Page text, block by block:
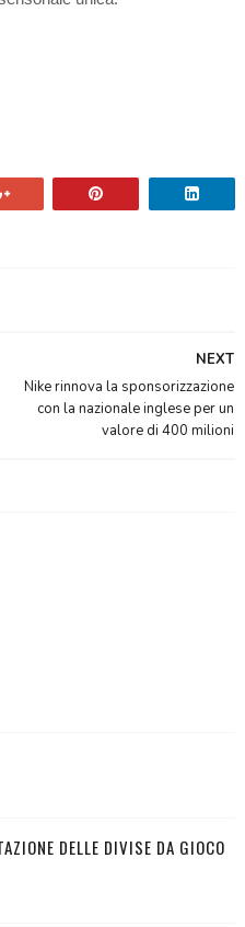
NEXT
Nike rinnova la sponsorizzazione
con la nazionale inglese per un
valore di 400 milioni
DELLE DIVISE DA GIOCO